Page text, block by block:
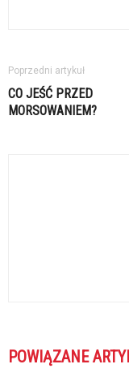
Poprzedni artykuł
CO JEŚĆ PRZED
MORSOWANIEM?
POWIĄZANE